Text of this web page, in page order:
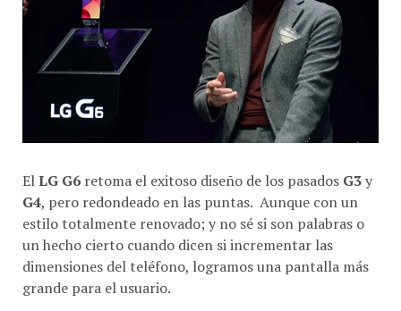
El LG G6 retoma el exitoso diseño de los pasados G3y
G4, pero redondeado en las puntas. Aunque con un
estilo totalmente renovado; y no sé si son palabras o
un hecho cierto cuando dicen si incrementar las
dimensiones del teléfono, logramos una pantalla más
grande para el usuario.